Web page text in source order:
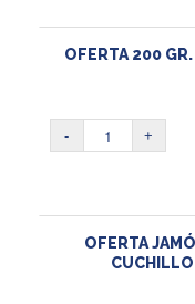
OFERTA 200
OFERTA